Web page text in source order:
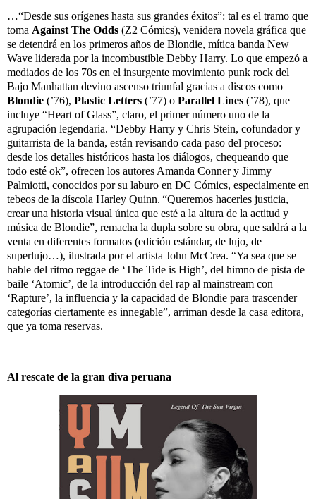
…“Desde sus orígenes hasta sus grandes éxitos”: tal es el tramo que
toma Against The Odds (Z2 Cómics), venidera novela gráfica que
se detendrá en los primeros años de Blondie, mítica banda New
Wave liderada por la incombustible Debby Harry. Lo que empezó a
mediados de los 70s en el insurgente movimiento punk rock del
Bajo Manhattan devino ascenso triunfal gracias a discos como
Blondie (’76), Plastic Letters (’77) o Parallel Lines (’78), que
incluye “Heart of Glass”, claro, el primer número uno de la
agrupación legendaria. “Debby Harry y Chris Stein, cofundador y
guitarrista de la banda, están revisando cada paso del proceso:
desde los detalles históricos hasta los diálogos, chequeando que
todo esté ok”, ofrecen los autores Amanda Conner y Jimmy
Palmiotti, conocidos por su laburo en DC Cómics, especialmente en
tebeos de la díscola Harley Quinn. “Queremos hacerles justicia,
crear una historia visual única que esté a la altura de la actitud y
música de Blondie”, remacha la dupla sobre su obra, que saldrá a la
venta en diferentes formatos (edición estándar, de lujo, de
superlujo…), ilustrada por el artista John McCrea. “Ya sea que se
hable del ritmo reggae de ‘The Tide is High’, del himno de pista de
baile ‘Atomic’, de la introducción del rap al mainstream con
‘Rapture’, la influencia y la capacidad de Blondie para trascender
categorías ciertamente es innegable”, arriman desde la casa editora,
que ya toma reservas.
Al rescate de la gran diva peruana